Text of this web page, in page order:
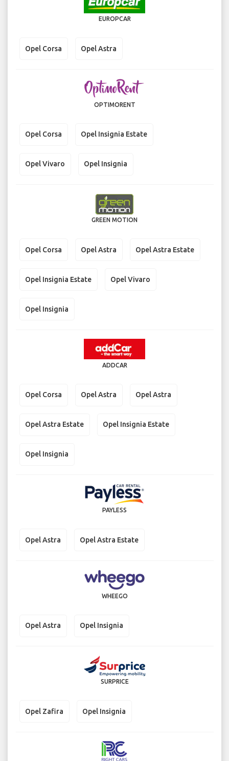
EUROPCAR
Opel Corsa Opel Astra
OPTIMORENT
Opel Corsa Opel Insignia Estate
Opel Vivaro Opel Insignia
GREEN MOTION
Opel Corsa Opel Astra Opel Astra Estate
Opel Insignia Estate Opel Vivaro
Opel Insignia
ADDCAR
Opel Corsa Opel Astra Opel Astra
Opel Astra Estate Opel Insignia Estate
Opel Insignia
PAYLESS
Opel Astra Opel Astra Estate
WHEEGO
Opel Astra Opel Insignia
SURPRICE
Opel Zafira Opel Insignia